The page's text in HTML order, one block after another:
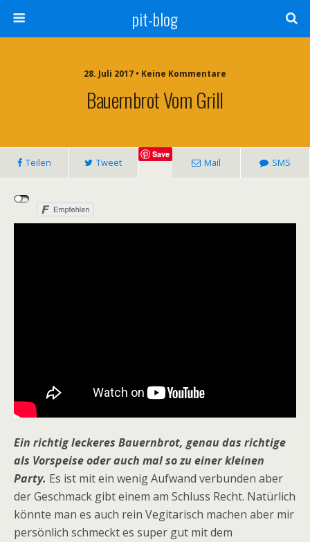
pit-blog
28. Juli 2017 • Keine Kommentare
Bauernbrot Vom Grill
Teilen Tweet
Save
Mail SMS
Ein richtig leckeres Bauernbrot, genau das richtige
als Vorspeise oder auch mal so zu einer kleinen
Party. Es ist mit ein wenig Aufwand verbunden aber
der Geschmack gibt einem am Schluss Recht. Natürlich
könnte man es auch rein Vegitarisch machen aber mir
persönlich schmeckt es super gut mit dem